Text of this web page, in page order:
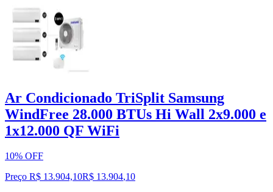
Ar Condicionado TriSplit Samsung
WindFree 28.000 BTUs Hi Wall 2x9.000 e
1x12.000 QF WiFi
10% OFF
Preço R$ 13.904,10R$ 13.904,10